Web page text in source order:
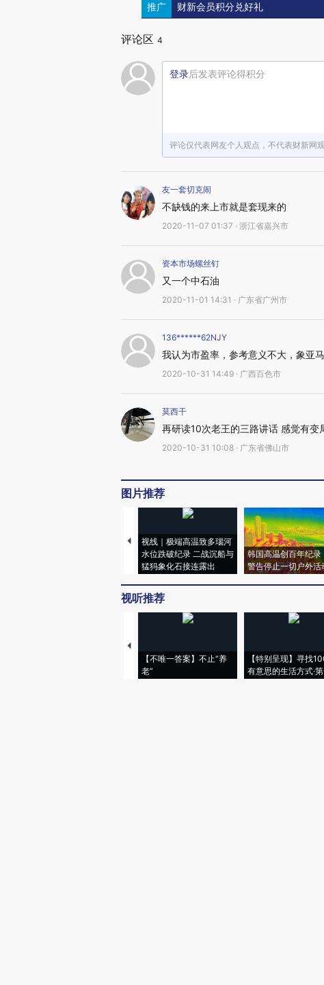
推广 财新会员积分兑好礼
评论区 4
登录后发表评论得积分
评论仅代表网友个人观点，不代表财新网
友一套切克闹
不缺钱的来上市就是套现来的
2020-11-07 01:37 · 浙江省嘉兴市
资本市场螺丝钉
又一个中石油
2020-11-01 14:31 · 广东省广州市
136******62NJY
我认为市盈率，参考意义不大，象亚
2020-10-31 14:49 · 广西百色市
莫西干
再研读10次老王的三路讲话 感觉有变
2020-10-31 10:08 · 广东省佛山市
图片推荐
视线｜极端高温致多瑙河
水位跌破纪录 二战沉船与
猛犸象化石接连露出
韩国高温创百年纪录
警告停止一切户外活
视听推荐
【不唯一答案】不止“养
老”
【特别呈现】寻找
有意思的生活方式·